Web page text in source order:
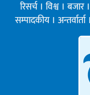
रिसर्च विश्व बजार
सम्पादकीय अन्तर्वार्ता